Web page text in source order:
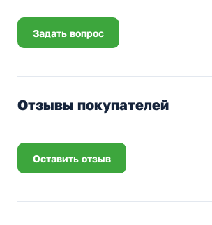
Задать вопрос
Отзывы покупателей
Оставить отзыв